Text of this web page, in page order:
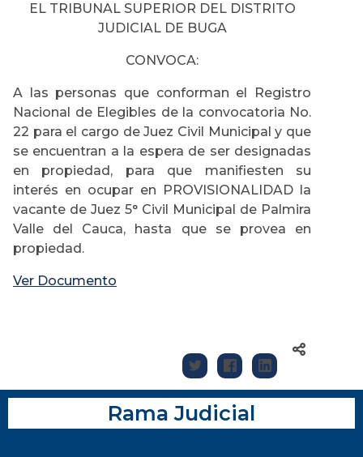
EL TRIBUNAL SUPERIOR DEL DISTRITO
JUDICIAL DE BUGA
CONVOCA:
A las personas que conforman el Registro
Nacional de Elegibles de la convocatoria No.
22 para el cargo de Juez Civil Municipal y que
se encuentran a la espera de ser designadas
en propiedad, para que manifiesten su
interés en ocupar en PROVISIONALIDAD la
vacante de Juez 5° Civil Municipal de Palmira
Valle del Cauca, hasta que se provea en
propiedad.
Ver Documento
Rama Judicial